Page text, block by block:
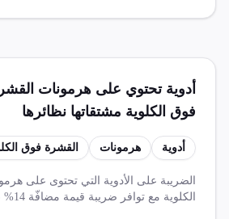
أدوية تحتوي على هرمونات
فوق الكلوية مشتقاتها نظائرها
البنيوية مهيأة بمقادير معايرة
للبيع بالتجزئة
أدوية هرمونات القشرة فوق
الضريبة على الأدوية التي تحتوى على